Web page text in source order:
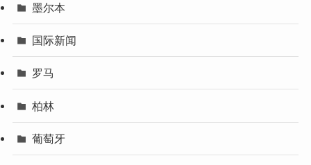
墨尔本
国际新闻
罗马
柏林
葡萄牙